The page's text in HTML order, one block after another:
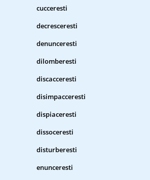
cucceresti
decresceresti
denunceresti
dilomberesti
discacceresti
disimpacceresti
dispiaceresti
dissoceresti
disturberesti
enunceresti